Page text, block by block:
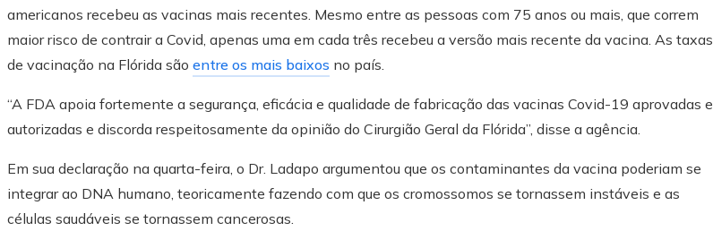
americanos recebeu as vacinas mais recentes. Mesmo entre as pessoas com 75 anos ou mais, que correm
maior risco de contrair a Covid, apenas uma em cada três recebeu a versão mais recente da vacina. As taxas
de vacinação na Flórida são entre os mais baixos no país.
“A FDA apoia fortemente a segurança, eficácia e qualidade de fabricação das vacinas Covid-19 aprovadas e
autorizadas e discorda respeitosamente da opinião do Cirurgião Geral da Flórida”, disse a agência.
Em sua declaração na quarta-feira, o Dr. Ladapo argumentou que os contaminantes da vacina poderiam se
integrar ao DNA humano, teoricamente fazendo com que os cromossomos se tornassem instáveis ​​e as
células saudáveis ​​se tornassem cancerosas.